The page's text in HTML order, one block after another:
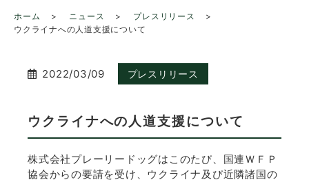
ホーム ニュース
プレスリリース
ウクライナへの人道支援について
2022/03/09 プレスリリース
ウクライナへの人道支援について
株式会社プレーリードッグはこのたび、国連ＷＦＰ
協会からの要請を受け、ウクライナ及び近隣諸国の